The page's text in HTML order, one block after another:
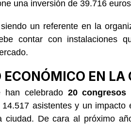
una inversión de 39.716
un referente en la
contar con instalaciones
ECONÓMICO EN LA
han celebrado 20 congresos
14.517 asistentes y un impacto
ciudad. De cara al próximo